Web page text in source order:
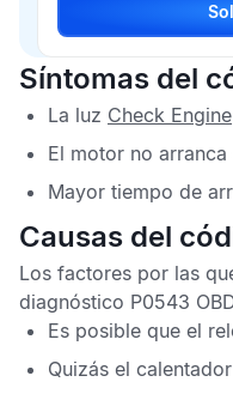
Síntomas del
La luz Check Engine
El motor no
Mayor tiempo de
Causas del
Los factores por las
diagnóstico P0543
Es posible que el
Quizás el